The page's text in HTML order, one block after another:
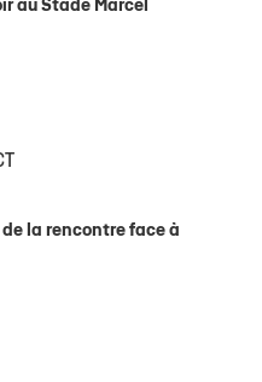
au Stade Marcel
de la rencontre face à